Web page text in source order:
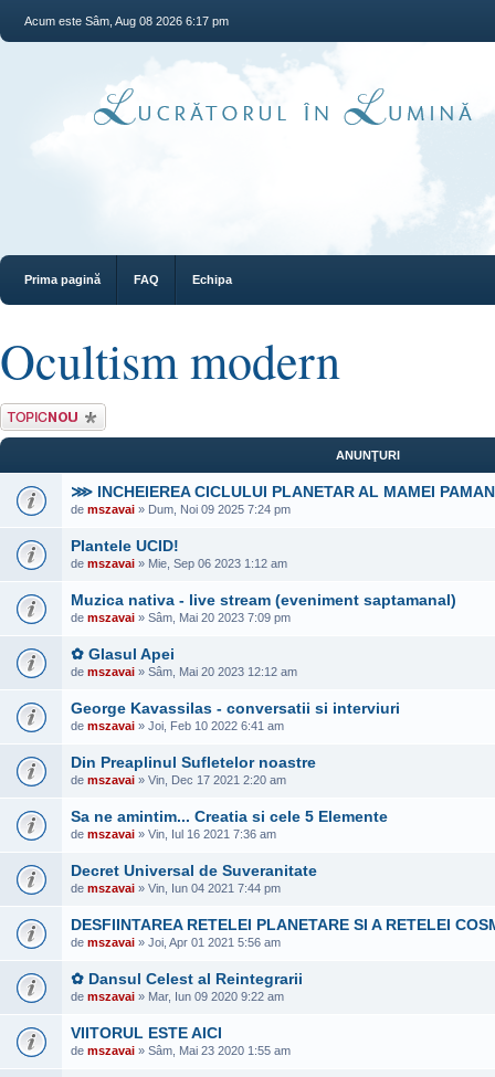
Acum este Sâm, Aug 08 2026 6:17 pm
Prima pagină FAQ Echipa
Ocultism modern
Scrie un subiect
nou
ANUNŢURI
⋙ INCHEIEREA CICLULUI PLANETAR AL MAMEI
de mszavai » Dum, Noi 09 2025 7:24 pm
Plantele UCID!
de mszavai » Mie, Sep 06 2023 1:12 am
Muzica nativa - live stream (eveniment saptamanal)
de mszavai » Sâm, Mai 20 2023 7:09 pm
✿ Glasul Apei
de mszavai » Sâm, Mai 20 2023 12:12 am
George Kavassilas - conversatii si interviuri
de mszavai » Joi, Feb 10 2022 6:41 am
Din Preaplinul Sufletelor noastre
de mszavai » Vin, Dec 17 2021 2:20 am
Sa ne amintim... Creatia si cele 5 Elemente
de mszavai » Vin, Iul 16 2021 7:36 am
Decret Universal de Suveranitate
de mszavai » Vin, Iun 04 2021 7:44 pm
DESFIINTAREA RETELEI PLANETARE SI A RETELEI
de mszavai » Joi, Apr 01 2021 5:56 am
✿ Dansul Celest al Reintegrarii
de mszavai » Mar, Iun 09 2020 9:22 am
VIITORUL ESTE AICI
de mszavai » Sâm, Mai 23 2020 1:55 am